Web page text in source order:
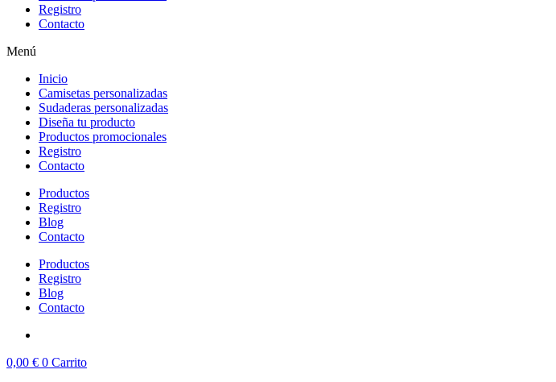
Registro
Contacto
Menú
Inicio
Camisetas personalizadas
Sudaderas personalizadas
Diseña tu producto
Productos promocionales
Registro
Contacto
Productos
Registro
Blog
Contacto
Productos
Registro
Blog
Contacto
0,00 € 0 Carrito